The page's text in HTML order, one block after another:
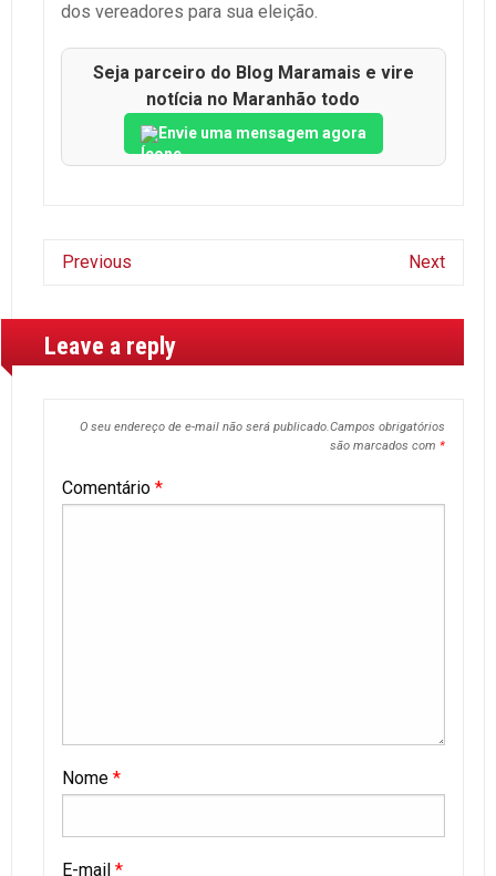
dos vereadores para sua eleição.
Seja parceiro do Blog Maramais e vire
notícia no Maranhão todo
Envie uma mensagem agora
Previous Next
Leave a reply
O seu endereço de e-mail não será publicado.Campos obrigatórios
são marcados com *
Comentário *
Nome *
E-mail *